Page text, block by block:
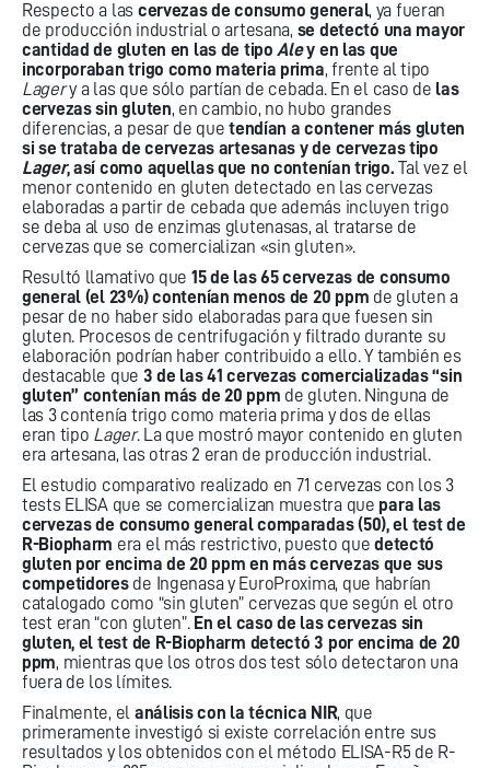
Respecto a las cervezas de consumo general, ya fueran
de producción industrial o artesana, se detectó una mayor
cantidad de gluten en las de tipo Aley en las que
incorporaban trigo como materia prima, frente al tipo
Lagery a las que sólo partían de cebada. En el caso de las
cervezas sin gluten, en cambio, no hubo grandes
diferencias, a pesar de quetendían a contener más gluten
si se trataba de cervezas artesanas y de cervezas tipo
Lager, así como aquellas que no contenían trigo. Tal vez el
menor contenido en gluten detectado en las cervezas
elaboradas a partir de cebada que además incluyen trigo
se deba al uso de enzimas glutenasas, al tratarse de
cervezas que se comercializan «sin gluten».
Resultó llamativo que 15 de las 65 cervezas de consumo
general (el 23%) contenían menos de 20 ppm de gluten a
pesar de no haber sido elaboradas para que fuesen sin
gluten. Procesos de centrifugación y filtrado durante su
elaboración podrían haber contribuido a ello. Y también es
destacable que 3 de las 41 cervezas comercializadas “sin
gluten” contenían más de 20 ppm de gluten. Ninguna de
las 3 contenía trigo como materia prima y dos de ellas
eran tipo Lager. La que mostró mayor contenido en gluten
era artesana, las otras 2 eran de producción industrial.
El estudio comparativo realizado en 71 cervezas con los 3
tests ELISA que se comercializan muestra que para las
cervezas de consumo general comparadas (50), el test de
R-Biopharm era el más restrictivo, puesto quedetectó
gluten por encima de 20 ppm en más cervezas que sus
competidoresde Ingenasa y EuroProxima, que habrían
catalogado como “sin gluten” cervezas que según el otro
test eran “con gluten”. En el caso de las cervezas sin
gluten, el test de R-Biopharm detectó 3 por encima de 20
ppm, mientras que los otros dos test sólo detectaron una
fuera de los límites.
Finalmente, el análisis con la técnica NIR, que
primeramente investigó si existe correlación entre sus
resultados y los obtenidos con el método ELISA-R5 de R-